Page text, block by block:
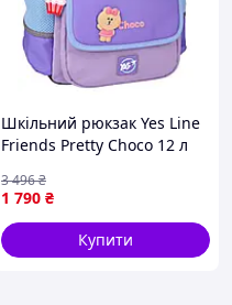
Шкільний рюкзак Yes Line
Friends Pretty Choco 12 л
1 790 ₴
3 496₴
Купити